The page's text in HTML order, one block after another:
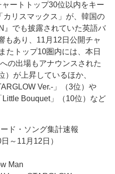
ートトップ30位以内をキー
リスマックス」が、韓国の
』でも披露されていた英語バ
もあり、11月12日公開チャ
たトップ10圏内には、本日
の出場もアナウンスされた
）が上昇しているほか、
Ver.-」（3位）や
Bouquet」（10位）など
ド・ソング集計速報
～11月12日）
Man